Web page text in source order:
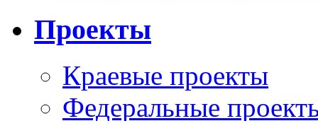
Проекты
Краевые проекты
Федеральные